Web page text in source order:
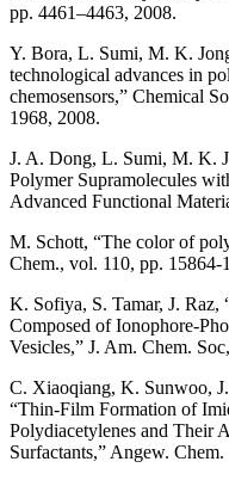
pp. 4461–4463, 2008.
Y. Bora, L. Sumi, M. K.
technological advances in
chemosensors,” Chemical
1968, 2008.
J. A. Dong, L. Sumi, M. K.
Polymer Supramolecules
Advanced Functional
M. Schott, “The color of
Chem., vol. 110, pp. 15864-
K. Sofiya, S. Tamar, J. Raz,
Composed of Ionophore-
Vesicles,” J. Am. Chem.
C. Xiaoqiang, K. Sunwoo,
“Thin-Film Formation of
Polydiacetylenes and Their
Surfactants,” Angew.